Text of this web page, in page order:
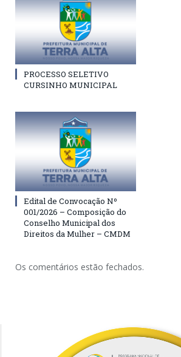
PROCESSO SELETIVO
CURSINHO MUNICIPAL
Edital de Convocação Nº
001/2026 – Composição do
Conselho Municipal dos
Direitos da Mulher – CMDM
Os comentários estão fechados.